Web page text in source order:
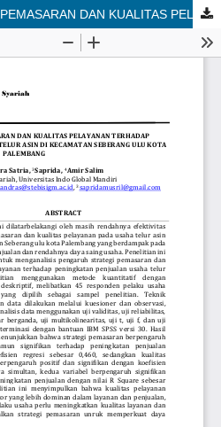
PENGARUH STRATEGI PEMASARAN DAN KUALITAS PELAYANAN TERHADAP PENINGKATAN PENJUALAN USAHA TELUR ASIN DI KECAMATAN SEBERANG ULU KOTA PALEMBANG